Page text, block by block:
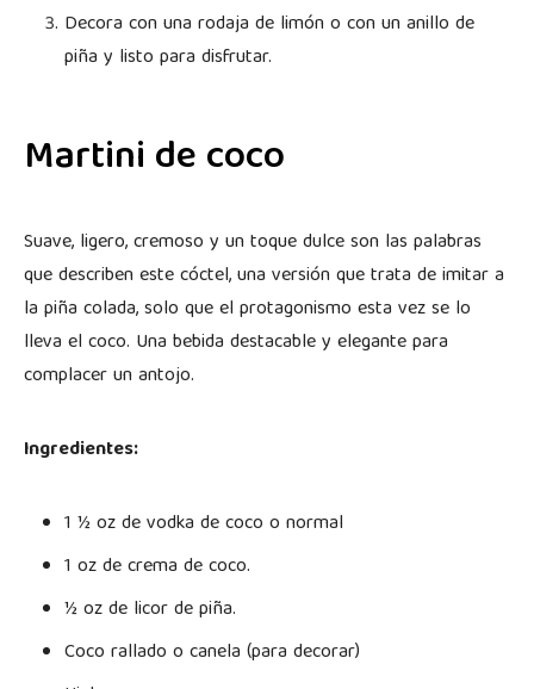
Decora con una rodaja de limón o con un anillo de
piña y listo para disfrutar.
Martini de coco
Suave, ligero, cremoso y un toque dulce son las palabras
que describen este cóctel, una versión que trata de imitar a
la piña colada, solo que el protagonismo esta vez se lo
lleva el coco. Una bebida destacable y elegante para
complacer un antojo.
Ingredientes:
1 ½ oz de vodka de coco o normal
1 oz de crema de coco.
½ oz de licor de piña.
Coco rallado o canela (para decorar)